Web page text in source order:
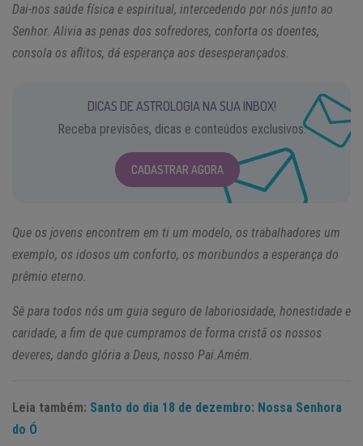
Dai-nos saúde física e espiritual, intercedendo por nós junto ao
Senhor. Alivia as penas dos sofredores, conforta os doentes,
consola os aflitos, dá esperança aos desesperançados.
DICAS DE ASTROLOGIA NA SUA INBOX!
Receba previsões, dicas e conteúdos exclusivos.
CADASTRAR AGORA
Que os jovens encontrem em ti um modelo, os trabalhadores um
exemplo, os idosos um conforto, os moribundos a esperança do
prêmio eterno.
Sê para todos nós um guia seguro de laboriosidade, honestidade e
caridade, a fim de que cumpramos de forma cristã os nossos
deveres, dando glória a Deus, nosso Pai.Amém.
Leia também: Santo do dia 18 de dezembro: Nossa Senhora
do Ó